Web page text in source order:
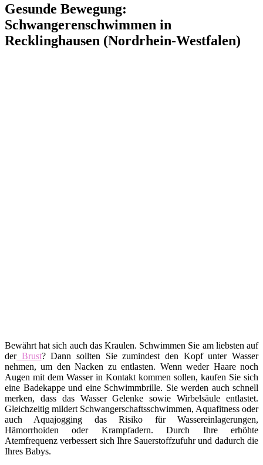
Gesunde Bewegung:
Schwangerenschwimmen in
Recklinghausen (Nordrhein-Westfalen)
Bewährt hat sich auch das Kraulen. Schwimmen Sie am liebsten auf
derBrust? Dann sollten Sie zumindest den Kopf unter Wasser
nehmen, um den Nacken zu entlasten. Wenn weder Haare noch
Augen mit dem Wasser in Kontakt kommen sollen, kaufen Sie sich
eine Badekappe und eine Schwimmbrille. Sie werden auch schnell
merken, dass das Wasser Gelenke sowie Wirbelsäule entlastet.
Gleichzeitig mildert Schwangerschaftsschwimmen, Aquafitness oder
auch Aquajogging das Risiko für Wassereinlagerungen,
Hämorrhoiden oder Krampfadern. Durch Ihre erhöhte
Atemfrequenz verbessert sich Ihre Sauerstoffzufuhr und dadurch die
Ihres Babys.